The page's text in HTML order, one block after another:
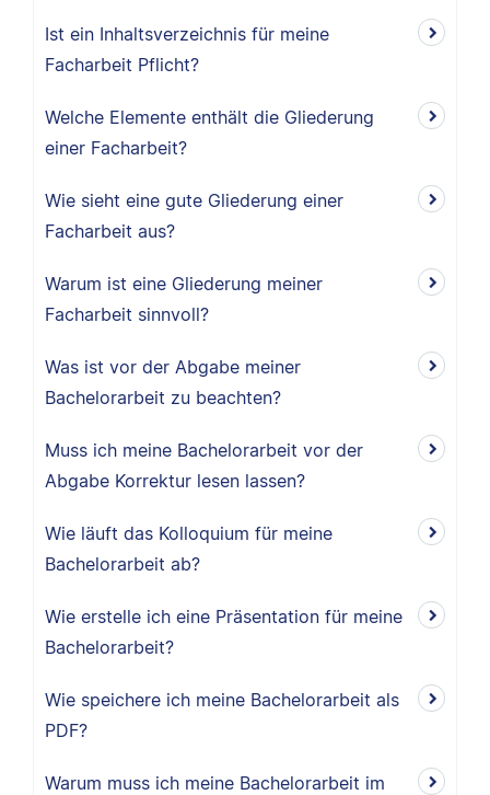
Ist ein Inhaltsverzeichnis für meine
Facharbeit Pflicht?
Welche Elemente enthält die Gliederung
einer Facharbeit?
Wie sieht eine gute Gliederung einer
Facharbeit aus?
Warum ist eine Gliederung meiner
Facharbeit sinnvoll?
Was ist vor der Abgabe meiner
Bachelorarbeit zu beachten?
Muss ich meine Bachelorarbeit vor der
Abgabe Korrektur lesen lassen?
Wie läuft das Kolloquium für meine
Bachelorarbeit ab?
Wie erstelle ich eine Präsentation für meine
Bachelorarbeit?
Wie speichere ich meine Bachelorarbeit als
PDF?
Warum muss ich meine Bachelorarbeit im